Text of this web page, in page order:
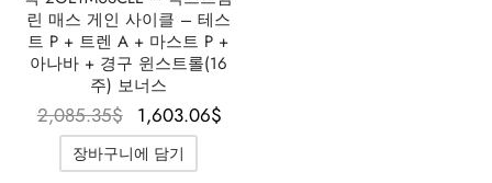
린 매스 게인 사이클 – 테스
트 P + 트렌 A + 마스트 P +
아나바 + 경구 윈스트롤(16
주) 보너스
2,085.35$ 원래 가격은
2,085.35$였
습니다.
1,603.06$
장바구니에 담기